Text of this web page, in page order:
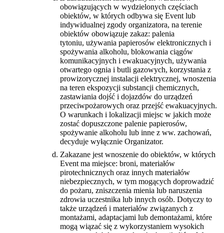
obowiązujących w wydzielonych częściach
obiektów, w których odbywa się Event lub
indywidualnej zgody organizatora, na terenie
obiektów obowiązuje zakaz: palenia
tytoniu, używania papierosów elektronicznych i
spożywania alkoholu, blokowania ciągów
komunikacyjnych i ewakuacyjnych, używania
otwartego ognia i butli gazowych, korzystania z
prowizorycznej instalacji elektrycznej, wnoszenia
na teren ekspozycji substancji chemicznych,
zastawiania dojść i dojazdów do urządzeń
przeciwpożarowych oraz przejść ewakuacyjnych.
O warunkach i lokalizacji miejsc w jakich może
zostać dopuszczone palenie papierosów,
spożywanie alkoholu lub inne z ww. zachowań,
decyduje wyłącznie Organizator.
Zakazane jest wnoszenie do obiektów, w których
Event ma miejsce: broni, materiałów
pirotechnicznych oraz innych materiałów
niebezpiecznych, w tym mogących doprowadzić
do pożaru, zniszczenia mienia lub naruszenia
zdrowia uczestnika lub innych osób. Dotyczy to
także urządzeń i materiałów związanych z
montażami, adaptacjami lub demontażami, które
mogą wiązać się z wykorzystaniem wysokich